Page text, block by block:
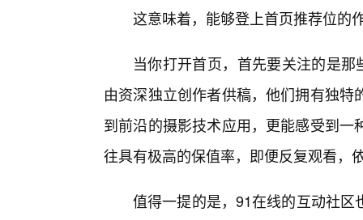
这意味着，能够登上首页推荐位的
当你打开首页，首先要关注的是
由资深独立创作者供稿，他们拥有独
到前沿的摄影技术应用，更能感受到
往具有极高的保值率，即便反复观看，
值得一提的是，91在线的互动社